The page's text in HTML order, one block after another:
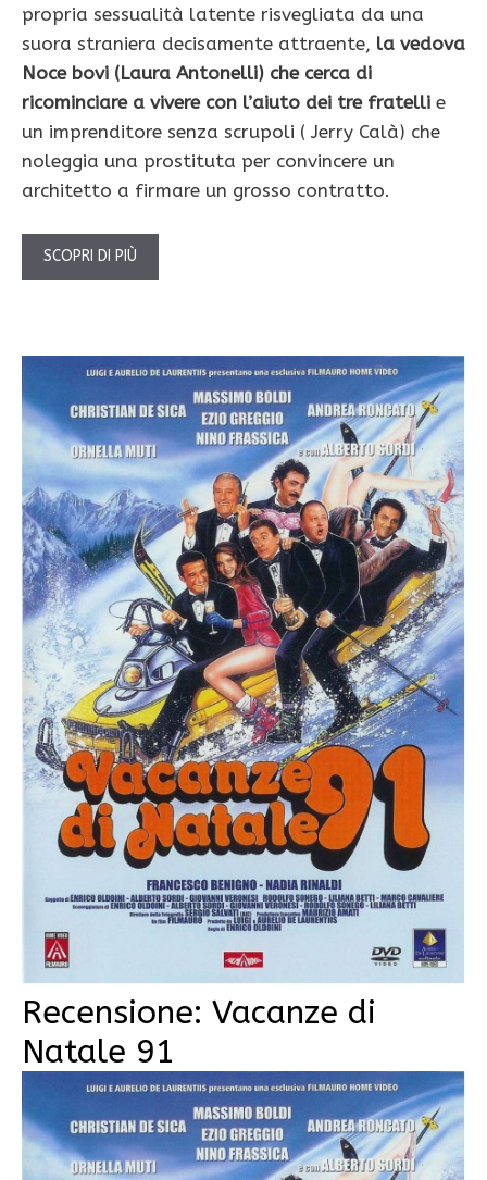
propria sessualità latente risvegliata da una
suora straniera decisamente attraente, la vedova
Noce bovi (Laura Antonelli) che cerca di
ricominciare a vivere con l’aiuto dei tre fratelli e
un imprenditore senza scrupoli ( Jerry Calà) che
noleggia una prostituta per convincere un
architetto a firmare un grosso contratto.
SCOPRI DI PIÙ
Recensione: Vacanze di
Natale 91